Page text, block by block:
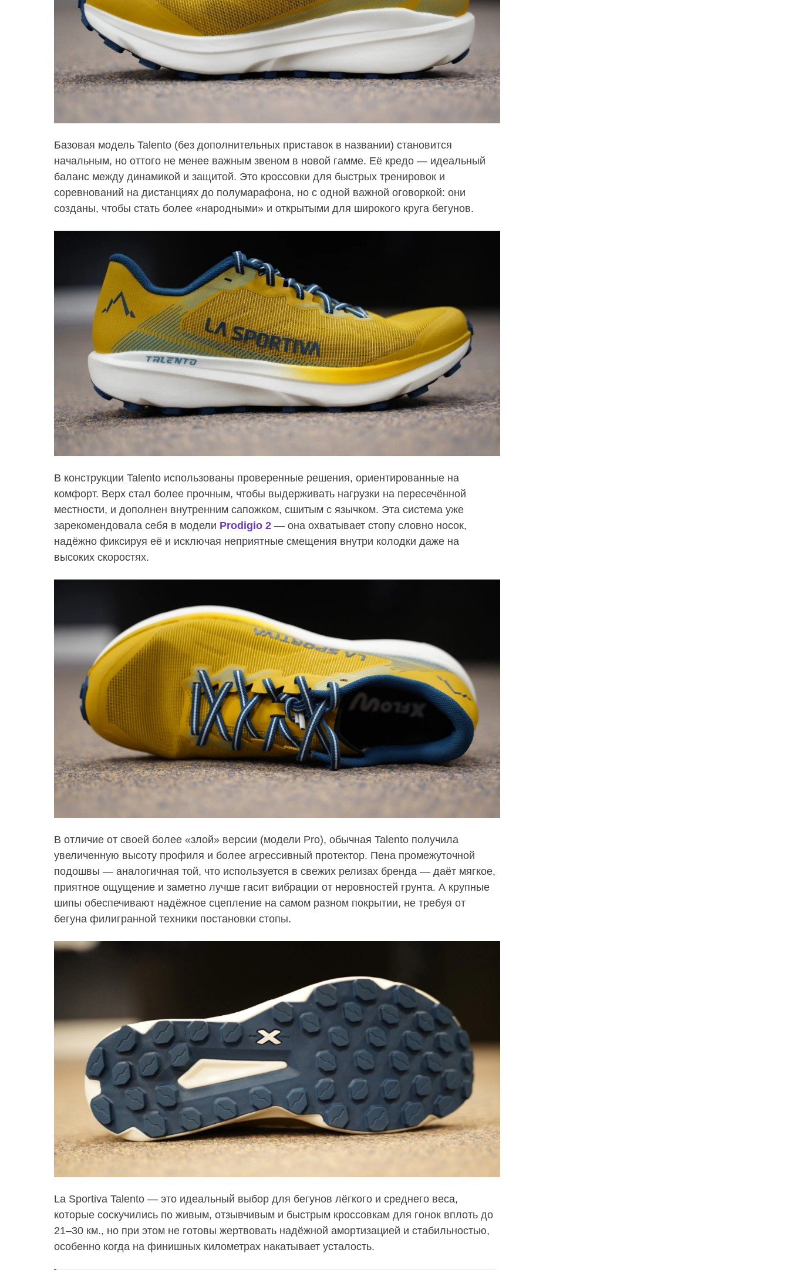
Базовая модель Talento (без дополнительных приставок в названии) становится
начальным, но оттого не менее важным звеном в новой гамме. Её кредо — идеальный
баланс между динамикой и защитой. Это кроссовки для быстрых тренировок и
соревнований на дистанциях до полумарафона, но с одной важной оговоркой: они
созданы, чтобы стать более «народными» и открытыми для широкого круга бегунов.
В конструкции Talento использованы проверенные решения, ориентированные на
комфорт. Верх стал более прочным, чтобы выдерживать нагрузки на пересечённой
местности, и дополнен внутренним сапожком, сшитым с язычком. Эта система уже
зарекомендовала себя в модели Prodigio 2 — она охватывает стопу словно носок,
надёжно фиксируя её и исключая неприятные смещения внутри колодки даже на
высоких скоростях.
В отличие от своей более «злой» версии (модели Pro), обычная Talento получила
увеличенную высоту профиля и более агрессивный протектор. Пена промежуточной
подошвы — аналогичная той, что используется в свежих релизах бренда — даёт мягкое,
приятное ощущение и заметно лучше гасит вибрации от неровностей грунта. А крупные
шипы обеспечивают надёжное сцепление на самом разном покрытии, не требуя от
бегуна филигранной техники постановки стопы.
La Sportiva Talento — это идеальный выбор для бегунов лёгкого и среднего веса,
которые соскучились по живым, отзывчивым и быстрым кроссовкам для гонок вплоть до
21–30 км., но при этом не готовы жертвовать надёжной амортизацией и стабильностью,
особенно когда на финишных километрах накатывает усталость.